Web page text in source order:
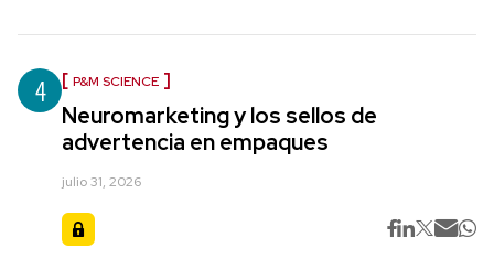
4 P&M SCIENCE
Neuromarketing y los sellos de
advertencia en empaques
julio 31, 2026